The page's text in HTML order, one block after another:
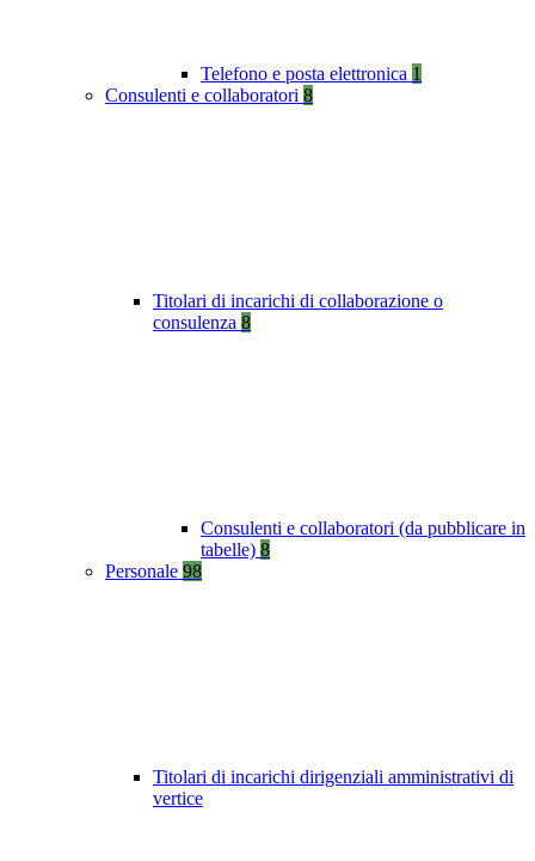
Telefono e posta elettronica 1
Consulenti e collaboratori 8
Titolari di incarichi di collaborazione o
consulenza 8
Consulenti e collaboratori (da pubblicare in
tabelle) 8
Personale 98
Titolari di incarichi dirigenziali amministrativi di
vertice